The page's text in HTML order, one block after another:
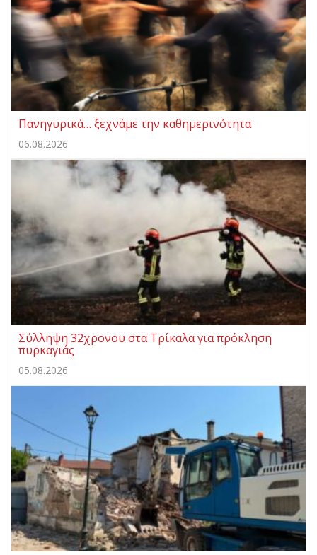
Πανηγυρικά… ξεχνάμε την καθημερινότητα
06.08.2026
Σύλληψη 32χρονου στα Τρίκαλα για πρόκληση
πυρκαγιάς
05.08.2026